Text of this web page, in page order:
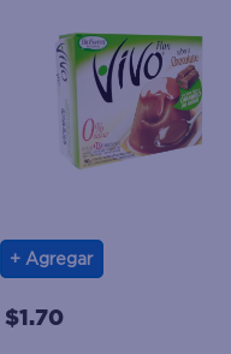
Agregar
$1.70